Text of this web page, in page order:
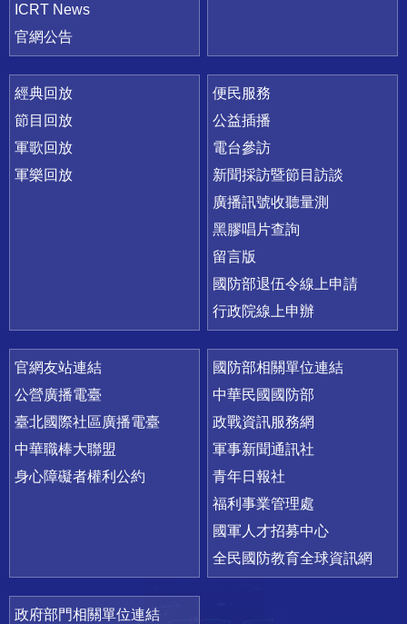
ICRT News
官網公告
經典回放
節目回放
軍歌回放
軍樂回放
便民服務
公益插播
電台參訪
新聞採訪暨節目訪談
廣播訊號收聽量測
黑膠唱片查詢
留言版
國防部退伍令線上申請
行政院線上申辦
官網友站連結
公營廣播電臺
臺北國際社區廣播電臺
中華職棒大聯盟
身心障礙者權利公約
國防部相關單位連結
中華民國國防部
政戰資訊服務網
軍事新聞通訊社
青年日報社
福利事業管理處
國軍人才招募中心
全民國防教育全球資訊網
政府部門相關單位連結